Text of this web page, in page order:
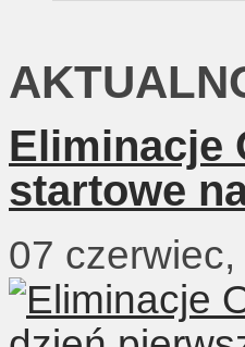
Eliminacje
startowe
07